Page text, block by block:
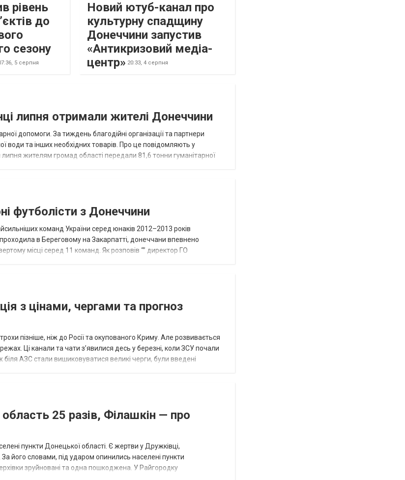
рівень
до
сезону
5 серпня
Новий ютуб-канал про
культурну спадщину
Донеччини запустив
«Антикризовий медіа-
центр» 20:33, 4 серпня
липня отримали жителі Донеччини
допомоги. За тиждень благодійні організації та партнери
води та інших необхідних товарів. Про це повідомляють у
жителям громад області передали 81,6 тонни гуманітарної
футболісти з Донеччини
команд України серед юнаків 2012–2013 років
в Береговому на Закарпатті, донеччани впевнено
місці серед 11 команд. Як розповів “” директор ГО
з цінами, чергами та прогноз
пізніше, ніж до Росії та окупованого Криму. Але розвивається
Ці канали та чати з’явилися десь у березні, коли ЗСУ почали
АЗС стали вишиковуватися великі черги, були введені
25 разів, Філашкін — про
пункти Донецької області. Є жертви у Дружківці,
його словами, під ударом опинились населені пункти
зруйновані та одна пошкоджена. У Райгородку